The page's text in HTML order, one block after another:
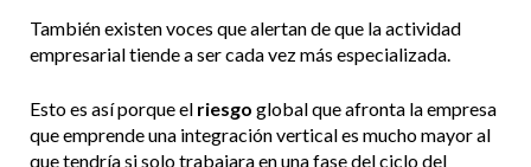
También existen voces que alertan de que la actividad
empresarial tiende a ser cada vez más especializada.
Esto es así porque el riesgo global que afronta la empresa
que emprende una integración vertical es mucho mayor al
que tendría si solo trabajara en una fase del ciclo del